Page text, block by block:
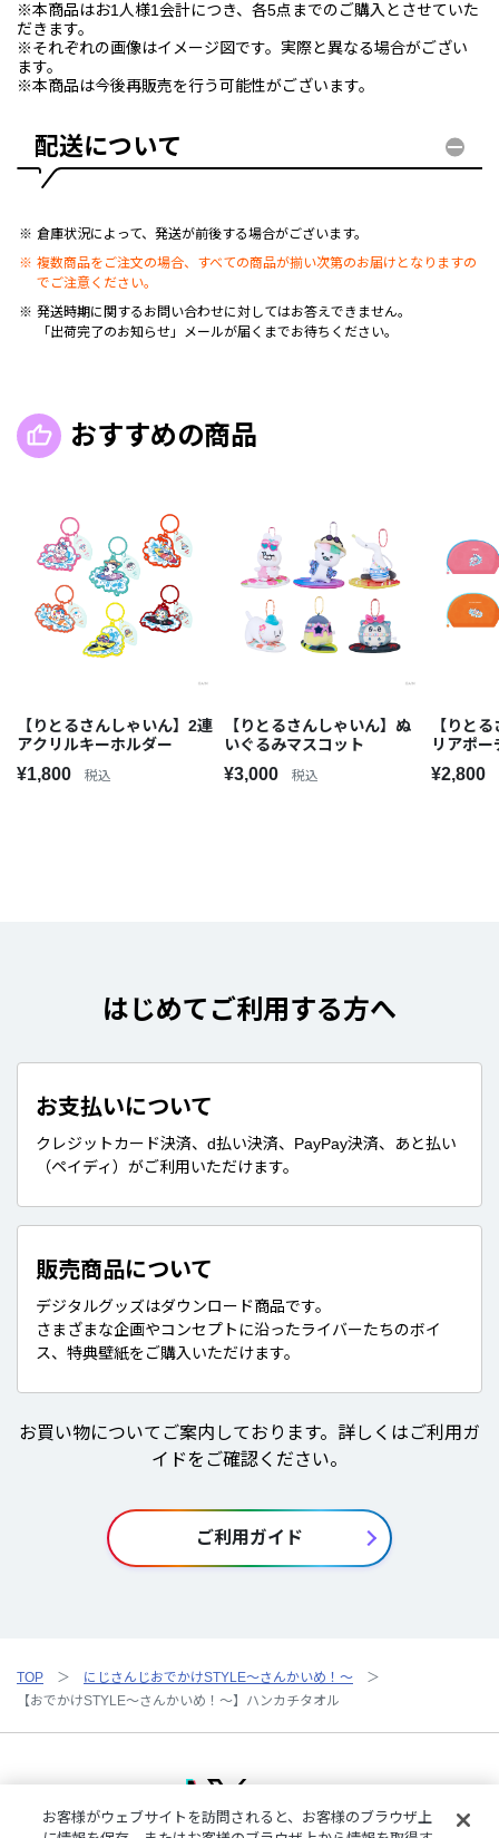
※本商品はお1人様1会計につき、各5点までのご購入とさせていた
だきます。
※それぞれの画像はイメージ図です。実際と異なる場合がござい
ます。
※本商品は今後再販売を行う可能性がございます。
配送について
倉庫状況によって、発送が前後する場合がございます。
複数商品をご注文の場合、すべての商品が揃い次第のお届けとなりますの
でご注意ください。
発送時期に関するお問い合わせに対してはお答えできません。
「出荷完了のお知らせ」メールが届くまでお待ちください。
おすすめの商品
【りとるさんしゃいん】2連
アクリルキーホルダー
¥1,800 税込
【りとるさんしゃいん】ぬ
いぐるみマスコット
¥3,000 税込
【りと
リアポー
¥2,800
はじめてご利用する方へ
お支払いについて
クレジットカード決済、d払い決済、PayPay決済、あと払い
（ペイディ）がご利用いただけます。
販売商品について
デジタルグッズはダウンロード商品です。
さまざまな企画やコンセプトに沿ったライバーたちのボイ
ス、特典壁紙をご購入いただけます。
お買い物についてご案内しております。詳しくはご利用ガ
イドをご確認ください。
ご利用ガイド
TOP
にじさんじおでかけSTYLE～さんかいめ！～
【おでかけSTYLE～さんかいめ！～】ハンカチタオル
お客様がウェブサイトを訪問されると、お客様のブラウザ上